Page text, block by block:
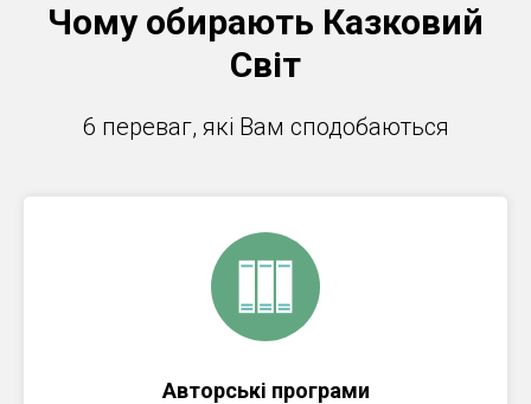
Чому обирають Казковий
Світ
6 переваг, які Вам сподобаються
Авторські програми